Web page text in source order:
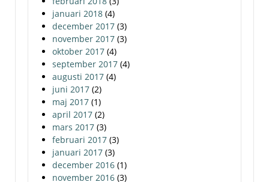
januari 2018 (4)
december 2017 (3)
november 2017 (3)
oktober 2017 (4)
september 2017 (4)
augusti 2017 (4)
juni 2017 (2)
maj 2017 (1)
april 2017 (2)
mars 2017 (3)
februari 2017 (3)
januari 2017 (3)
december 2016 (1)
november 2016 (3)